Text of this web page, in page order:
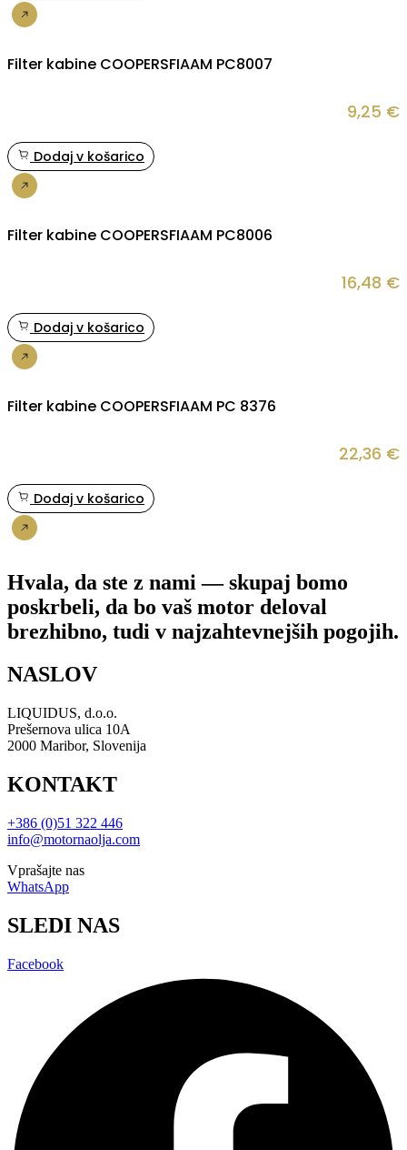
Filter kabine COOPERSFIAAM PC8007
9,25 €
Dodaj v košarico
Filter kabine COOPERSFIAAM PC8006
16,48 €
Dodaj v košarico
Filter kabine COOPERSFIAAM PC 8376
22,36 €
Dodaj v košarico
Hvala, da ste z nami — skupaj bomo
poskrbeli, da bo vaš motor deloval
brezhibno, tudi v najzahtevnejših pogojih.
NASLOV
LIQUIDUS, d.o.o.
Prešernova ulica 10A
2000 Maribor, Slovenija
KONTAKT
+386 (0)51 322 446
info@motornaolja.com
Vprašajte nas
WhatsApp
SLEDI NAS
Facebook